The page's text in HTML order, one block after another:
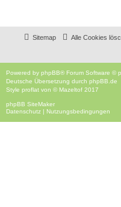
Alle Cookies
Sitemap
Powered by phpBB® Forum Software ©
Deutsche Übersetzung durch phpBB.de
Style proflat von © Mazeltof 2017
phpBB SiteMaker
Datenschutz | Nutzungsbedingungen